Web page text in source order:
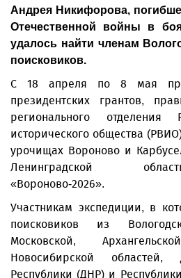
Андрея Никифорова,
Отечественной войны в
удалось найти членам
поисковиков.
С 18 апреля по 8 мая
президентских грантов,
регионального отделения
исторического общества
урочищах Вороново и
Ленинградской
«Вороново-2026».
Участникам экспедиции, в
поисковиков из
Московской,
Новосибирской областей,
Республики (ДНР) и